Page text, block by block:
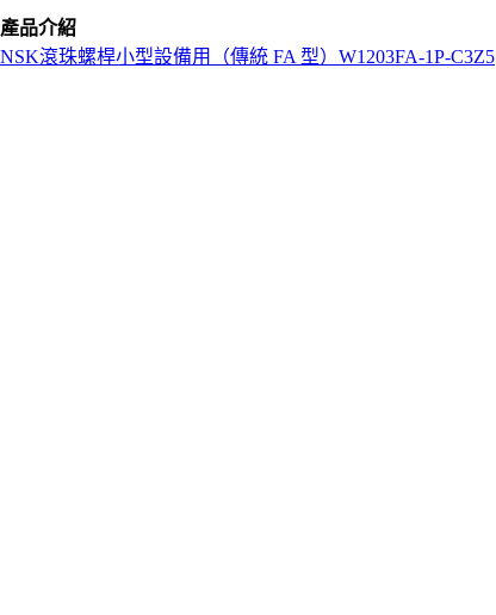
產品介紹
NSK滾珠螺桿小型設備用（傳統 FA 型） W1203FA-1P-C3Z5